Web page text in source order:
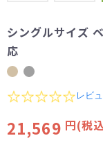
シングルサイズ
応
0.0
rating
レビ
21,569 円(税